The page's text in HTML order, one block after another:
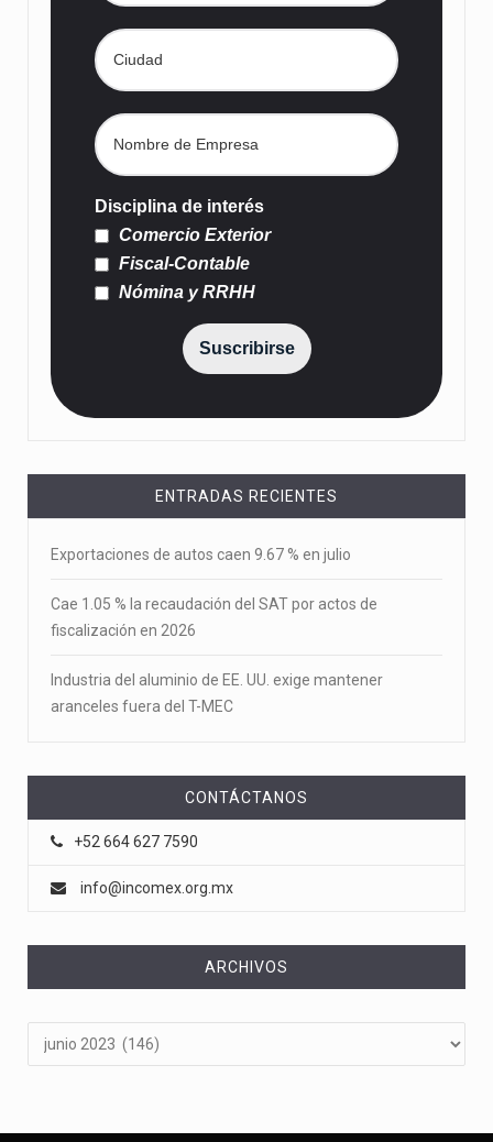
Disciplina de interés
Comercio Exterior
Fiscal-Contable
Nómina y RRHH
Suscribirse
ENTRADAS RECIENTES
Exportaciones de autos caen 9.67 % en julio
Cae 1.05 % la recaudación del SAT por actos de
fiscalización en 2026
Industria del aluminio de EE. UU. exige mantener
aranceles fuera del T-MEC
CONTÁCTANOS
+52 664 627 7590
info@incomex.org.mx
ARCHIVOS